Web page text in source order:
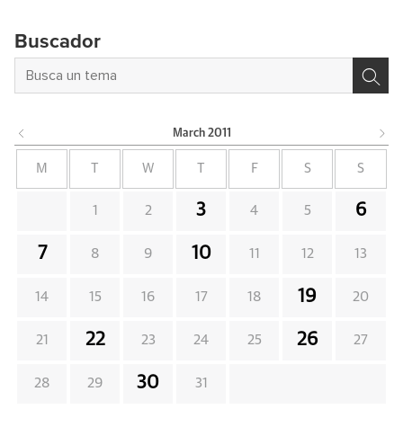
Buscador
March 2011
M W F S S
1 2 3 4 5 6
7 8 9 10 11 12 13
14 15 16 17 18 19 20
21 22 23 24 25 26 27
28 29 30 31